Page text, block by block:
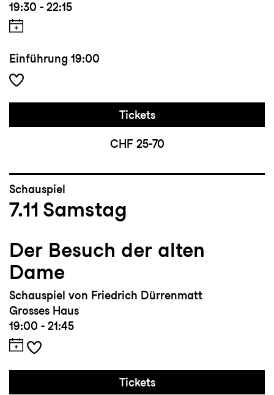
19:30 - 22:15
Einführung 19:00
Tickets
CHF 25-70
Schauspiel
7.11 Samstag
Der Besuch der alten
Dame
Schauspiel von Friedrich Dürrenmatt
Grosses Haus
19:00 - 21:45
Tickets